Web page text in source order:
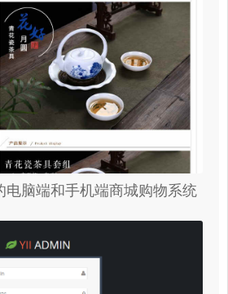
电脑端和手机端商城购物系统